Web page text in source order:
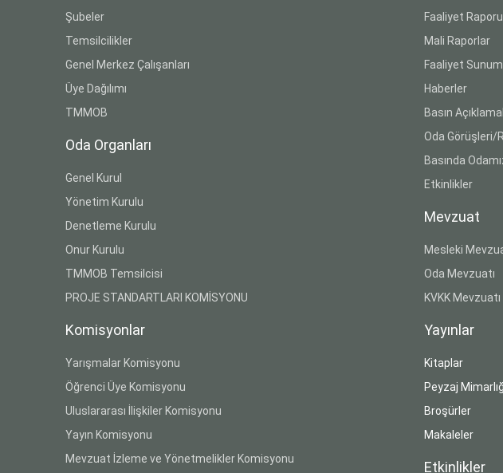
Şubeler
Temsilcilikler
Genel Merkez Çalışanları
Üye Dağılımı
TMMOB
Oda Organları
Genel Kurul
Yönetim Kurulu
Denetleme Kurulu
Onur Kurulu
TMMOB Temsilcisi
PROJE STANDARTLARI KOMİSYONU
Komisyonlar
Yarışmalar Komisyonu
Öğrenci Üye Komisyonu
Uluslararası İlişkiler Komisyonu
Yayın Komisyonu
Mevzuat İzleme ve Yönetmelikler Komisyonu
Faaliyet Raporu
Mali Raporlar
Faaliyet
Haberler
Basın
Oda Görüşleri/
Basında
Etkinlikler
Mevzuat
Mesleki
Oda Mevzuatı
KVKK Mevzuatı
Yayınlar
Kitaplar
Peyzaj
Broşürler
Makaleler
Etkinlikler